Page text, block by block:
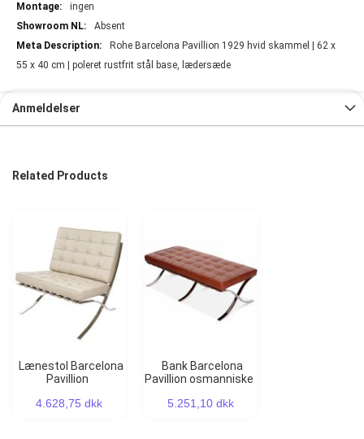
ingen
Absent
Rohe Barcelona Pavillion 1929 hvid skammel | 62 x
55 x 40 cm | poleret rustfrit stål base, lædersæde
Anmeldelser
Related Products
Lænestol Barcelona
Pavillion
4.628,75 dkk
Bank Barcelona
Pavillion osmanniske
5.251,10 dkk